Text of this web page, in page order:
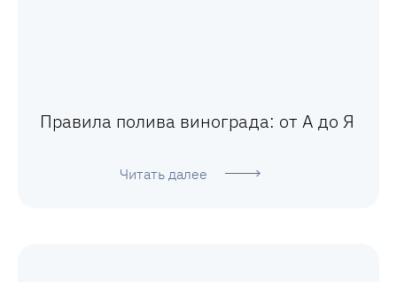
Правила полива винограда: от А до Я
Читать далее